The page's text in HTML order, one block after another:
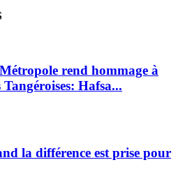
rend hommage à
Hafsa...
la différence est prise pour